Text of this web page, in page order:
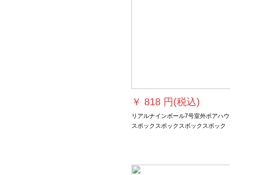
￥ 818 円(税込)
リアルナインボール7号室外ボアハウ
スボックスボックスボックスボック